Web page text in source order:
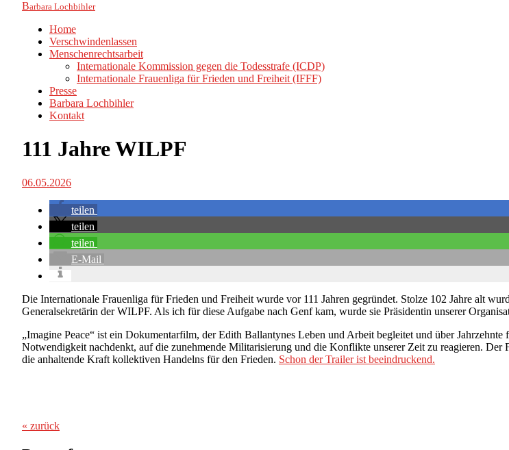
Barbara Lochbihler
Home
Verschwindenlassen
Menschenrechtsarbeit
Internationale Kommission gegen die Todesstrafe (ICDP)
Internationale Frauenliga für Frieden und Freiheit (IFFF)
Presse
Barbara Lochbihler
Kontakt
111 Jahre WILPF
06.05.2026
teilen
teilen
teilen
E-Mail
Die Internationale Frauenliga für Frieden und Freiheit wurde vor 111 Jahren gegründet. Stolze 102 Jahre alt
Generalsekretärin der WILPF. Als ich für diese Aufgabe nach Genf kam, wurde sie Präsidentin unserer
„Imagine Peace“ ist ein Dokumentarfilm, der Edith Ballantynes Leben und Arbeit begleitet und über
Notwendigkeit nachdenkt, auf die zunehmende Militarisierung und die Konflikte unserer Zeit zu reagieren. Der
die anhaltende Kraft kollektiven Handelns für den Frieden. Schon der Trailer ist beeindruckend.
« zurück